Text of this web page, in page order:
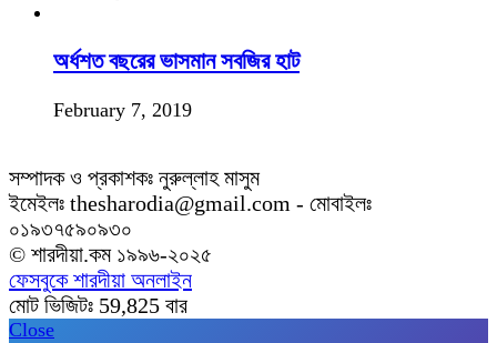
অর্ধশত বছরের ভাসমান সবজির হাট
February 7, 2019
সম্পাদক ও প্রকাশকঃ নুরুল্লাহ মাসুম
ইমেইলঃ thesharodia@gmail.com - মোবাইলঃ
০১৯৩৭৫৯০৯৩০
© শারদীয়া.কম ১৯৯৬-২০২৫
ফেসবুকে শারদীয়া অনলাইন
মোট ভিজিটঃ 59,825 বার
Close